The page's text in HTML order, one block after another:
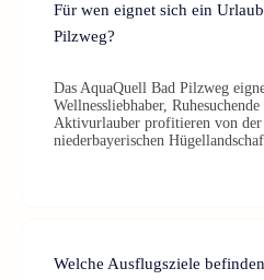
Für wen eignet sich ein
Pilzweg?
Das AquaQuell Bad Pilzweg
Wellnessliebhaber,
Aktivurlauber profitieren von
niederbayerischen
Welche Ausflugsziele